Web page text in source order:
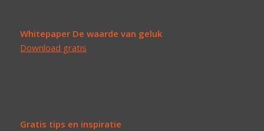
Whitepaper De waarde van geluk
Download gratis
Gratis tips en inspiratie